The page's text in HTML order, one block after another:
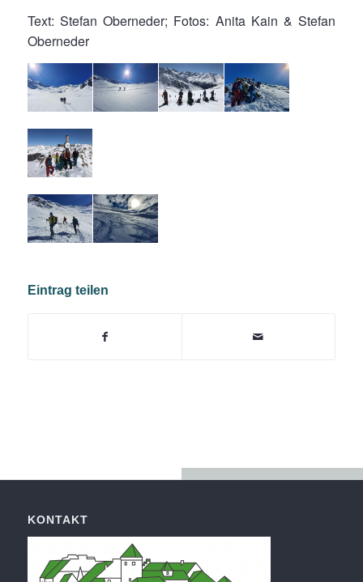
Text: Stefan Oberneder; Fotos: Anita Kain & Stefan
Oberneder
Eintrag teilen
KONTAKT